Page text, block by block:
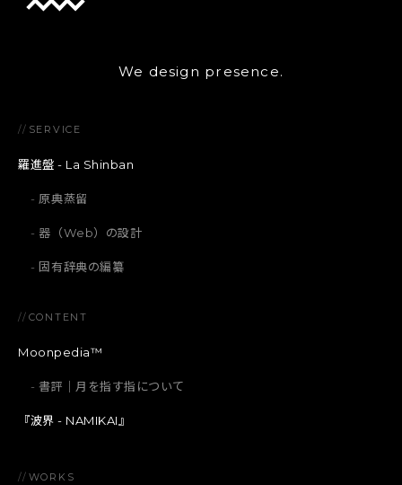
We design presence.
// SERVICE
羅進盤 - La Shinban
原典蒸留
器（Web）の設計
固有辞典の編纂
// CONTENT
Moonpedia™
書評｜月を指す指について
『波界 - NAMIKAI』
// WORKS